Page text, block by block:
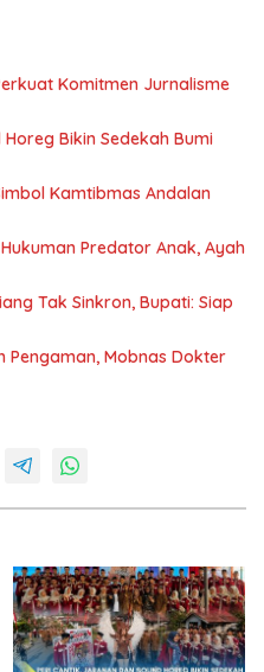
Komitmen Jurnalisme
Bikin Sedekah Bumi
Kamtibmas Andalan
Predator Anak, Ayah
Tak Sinkron, Bupati: Siap
Pengaman, Mobnas Dokter